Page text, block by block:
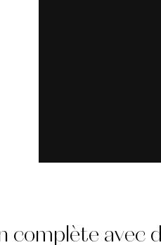
complète avec